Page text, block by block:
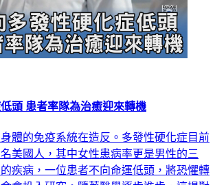
頭 患者率隊為治癒迎來轉機
體的免疫系統在造反。多發性硬化症目前
美國人，其中女性患病率更是男性的三
疾病，一位患者不向命運低頭，將恐懼轉